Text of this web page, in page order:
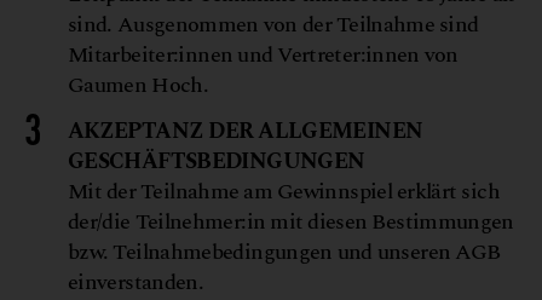
sind. Ausgenommen von der Teilnahme sind
Mitarbeiter:innen und Vertreter:innen von
Gaumen Hoch.
AKZEPTANZ DER ALLGEMEINEN
GESCHÄFTSBEDINGUNGEN
Mit der Teilnahme am Gewinnspiel erklärt sich
der/die Teilnehmer:in mit diesen Bestimmungen
bzw. Teilnahmebedingungen und unseren AGB
einverstanden.